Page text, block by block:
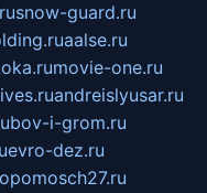
snow-guard.ru
aalse.ru
movie-one.ru
andreislyusar.ru
i-grom.ru
evro-dez.ru